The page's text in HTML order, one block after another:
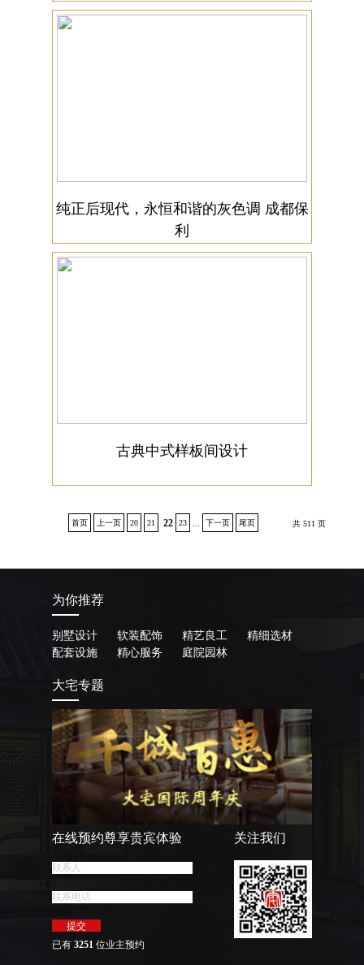
纯正后现代，永恒和谐的灰色调 成都保
利
古典中式样板间设计
首页 上一页 20 21 22 23 下一页 尾页 共 511 页
为你推荐
别墅设计 软装配饰 精艺良工
精细选材
配套设施
精心服务 庭院园林
大宅专题
在线预约尊享贵宾体验
已有 3251 位业主预约
关注我们